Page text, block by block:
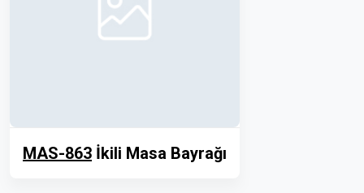
MAS-863 İkili Masa Bayrağı